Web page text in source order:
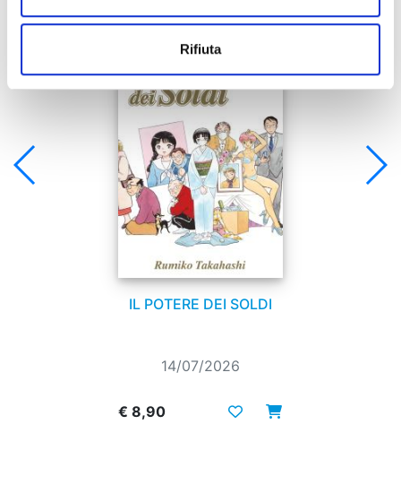
Rifiuta
IL POTERE DEI SOLDI
14/07/2026
€ 8,90